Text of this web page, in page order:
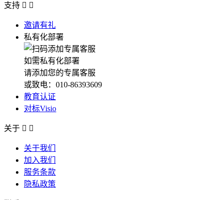
支持  
邀请有礼
私有化部署
如需私有化部署
请添加您的专属客服
或致电：010-86393609
教育认证
对标Visio
关于  
关于我们
加入我们
服务条款
隐私政策